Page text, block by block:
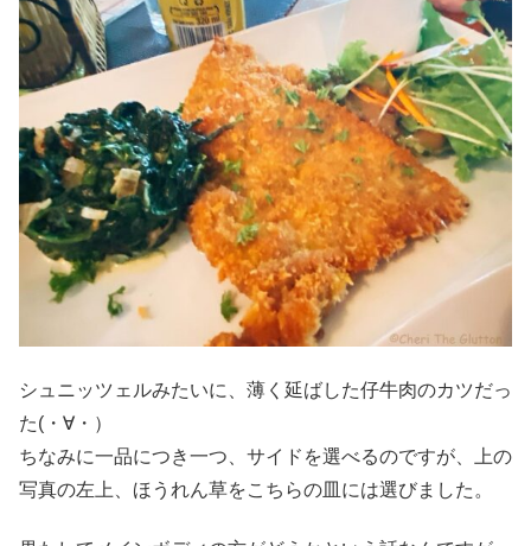
シュニッツェルみたいに、薄く延ばした仔牛肉のカツだっ
た(・∀・）
ちなみに一品につき一つ、サイドを選べるのですが、上の
写真の左上、ほうれん草をこちらの皿には選びました。